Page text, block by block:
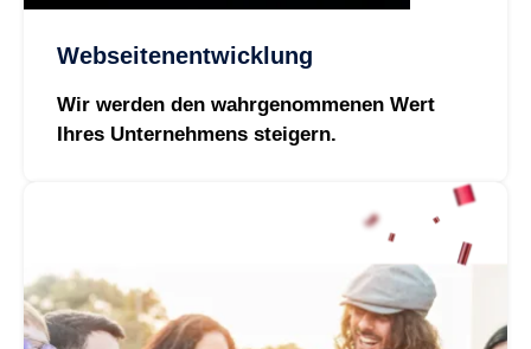
Webseitenentwicklung
Wir werden den wahrgenommenen Wert
Ihres Unternehmens steigern.